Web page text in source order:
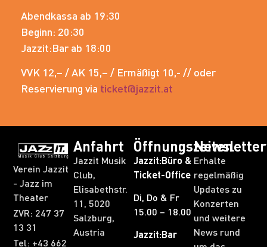
Abendkassa ab 19:30
Beginn: 20:30
Jazzit:Bar ab 18:00
VVK 12,– / AK 15,– / Ermäßigt 10,- // oder
Reservierung via ticket@jazzit.at
Verein Jazzit
- Jazz im
Theater
ZVR: 247 37
13 31​
Tel: +43 662
Anfahrt
Jazzit Musik
Club,
Elisabethstr.
11, 5020
Salzburg,
Austria
Öffnungszeiten
Jazzit:Büro &
Ticket-Office
Di, Do & Fr
15.00 – 18.00
Jazzit:Bar
Newsletter
Erhalte
regelmäßig
Updates zu
Konzerten
und weitere
News rund